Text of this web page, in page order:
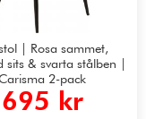
| Rosa sammet,
sits & svarta stålben |
2-pack
695 kr